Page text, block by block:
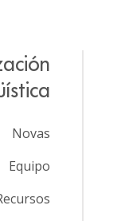
Novas
Equipo